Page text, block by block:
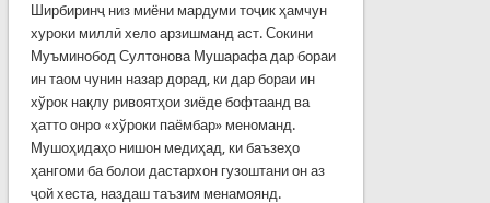
Ширбиринҷ низ миёни мардуми тоҷик ҳамчун
хуроки миллӣ хело арзишманд аст. Сокини
Муъминобод Султонова Мушарафа дар бораи
ин таом чунин назар дорад, ки дар бораи ин
хўрок нақлу ривоятҳои зиёде бофтаанд ва
ҳатто онро «хўроки паёмбар» меноманд.
Мушоҳидаҳо нишон медиҳад, ки баъзеҳо
ҳангоми ба болои дастархон гузоштани он аз
ҷой хеста, наздаш таъзим менамоянд.